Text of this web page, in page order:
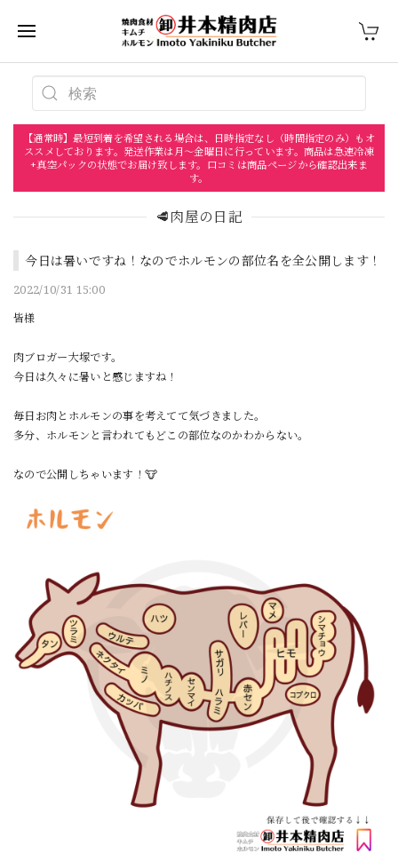
【通常時】最短到着を希望される場合は、日時指定なし（時間指定のみ）もオ
ススメしております。発送作業は月〜金曜日に行っています。商品は急速冷凍
+真空パックの状態でお届け致します。口コミは商品ページから確認出来ま
す。
🥩肉屋の日記
今日は暑いですね！なのでホルモンの部位名を全公開します！
2022/10/31 15:00
皆様
肉ブロガー大塚です。
今日は久々に暑いと感じますね！
毎日お肉とホルモンの事を考えてて気づきました。
多分、ホルモンと言われてもどこの部位なのかわからない。
なので公開しちゃいます！🐮